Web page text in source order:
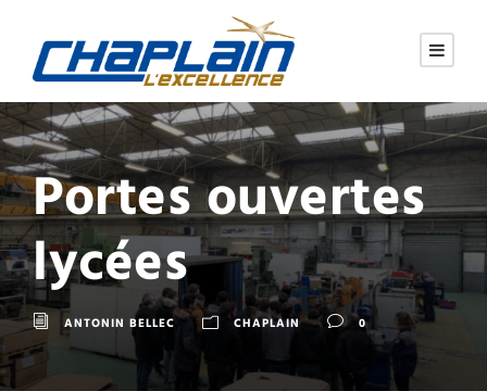
Portes ouvertes
lycées
ANTONIN BELLEC CHAPLAIN 0